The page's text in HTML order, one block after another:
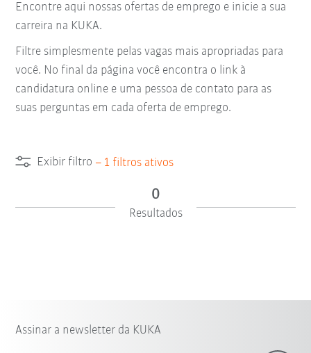
Encontre aqui nossas ofertas de emprego e inicie a sua
carreira na KUKA.
Filtre simplesmente pelas vagas mais apropriadas para
você. No final da página você encontra o link à
candidatura online e uma pessoa de contato para as
suas perguntas em cada oferta de emprego.
Exibir filtro – 1 filtros ativos
0
Resultados
Assinar a newsletter da KUKA